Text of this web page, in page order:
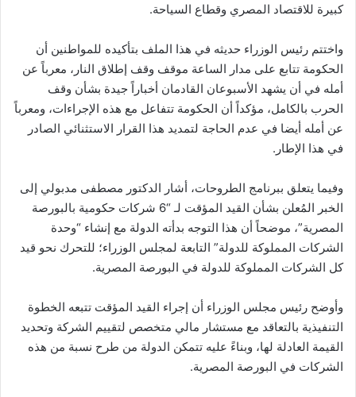
كبيرة للاقتصاد المصري وقطاع السياحة.
واختتم رئيس الوزراء حديثه في هذا الملف بتأكيده للمواطنين أن
الحكومة تتابع على مدار الساعة موقف وقف إطلاق النار، معرباً عن
أمله في أن يشهد الأسبوعان القادمان أخباراً جيدة بشأن وقف
الحرب بالكامل، مؤكداً أن الحكومة تتفاعل مع هذه الإجراءات، ومعرباً
عن أمله أيضا في عدم الحاجة لتمديد هذا القرار الاستثنائي الصادر
في هذا الإطار.
وفيما يتعلق ببرنامج الطروحات، أشار الدكتور مصطفى مدبولي إلى
الخبر المُعلن بشأن القيد المؤقت لـ “6 شركات حكومية بالبورصة
المصرية”، موضحاً أن هذا التوجه بدأته الدولة مع إنشاء “وحدة
الشركات المملوكة للدولة” التابعة لمجلس الوزراء؛ للتحرك نحو قيد
كل الشركات المملوكة للدولة في البورصة المصرية.
وأوضح رئيس مجلس الوزراء أن إجراء القيد المؤقت تتبعه الخطوة
التنفيذية بالتعاقد مع مستشار مالي متخصص لتقييم الشركة وتحديد
القيمة العادلة لها، وبناءً عليه تتمكن الدولة من طرح نسبة من هذه
الشركات في البورصة المصرية.